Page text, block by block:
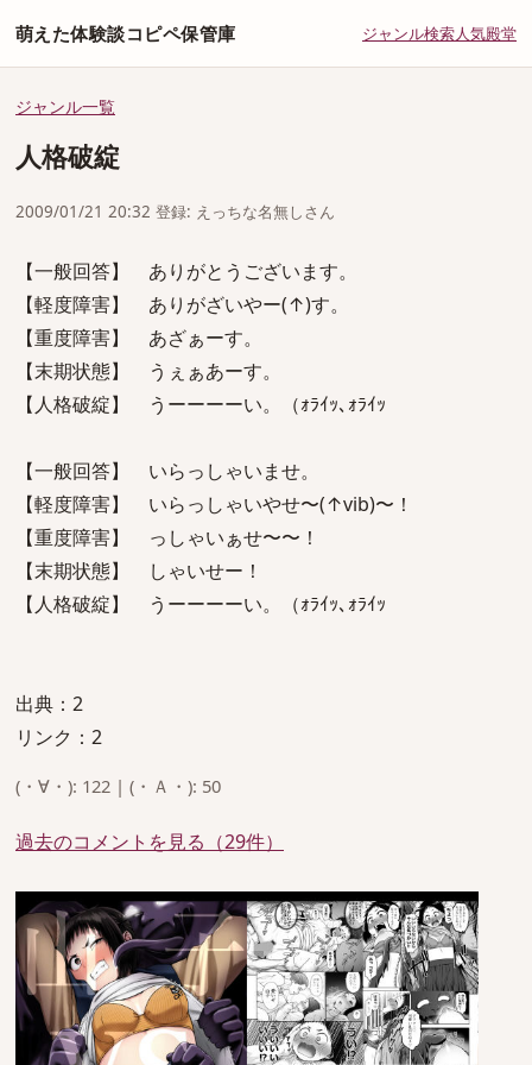
萌えた体験談コピペ保管庫 ジャンル検索人気殿堂
ジャンル一覧
人格破綻
2009/01/21 20:32 登録: えっちな名無しさん
【一般回答】 ありがとうございます。
【軽度障害】 ありがざいやー(↑)す。
【重度障害】 あざぁーす。
【末期状態】 うぇぁあーす。
【人格破綻】 うーーーーい。（ｫﾗｲｯ､ｫﾗｲｯ
【一般回答】 いらっしゃいませ。
【軽度障害】 いらっしゃいやせ〜(↑vib)〜！
【重度障害】 っしゃいぁせ〜〜！
【末期状態】 しゃいせー！
【人格破綻】 うーーーーい。（ｫﾗｲｯ､ｫﾗｲｯ
出典：2
リンク：2
(・∀・): 122 | (・Ａ・): 50
過去のコメントを見る（29件）